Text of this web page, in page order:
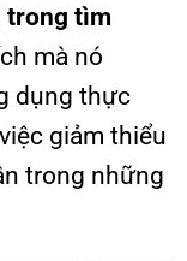
trong tìm
mà nó
dụng thực
giảm thiểu
trong những